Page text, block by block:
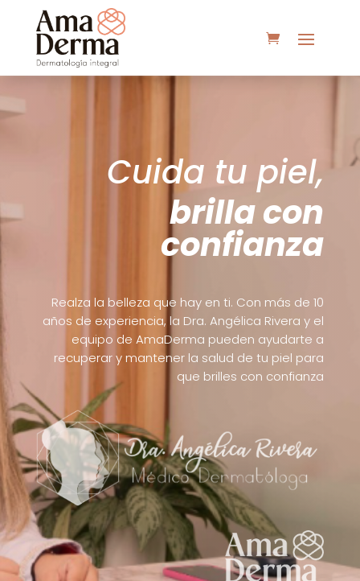
Cuida tu piel,
brilla con
confianza
Realza la belleza que hay en ti. Con más de 10
años de experiencia, la Dra. Angélica Rivera y el
equipo de AmaDerma pueden ayudarte a
recuperar y mantener la salud de tu piel para
que brilles con confianza